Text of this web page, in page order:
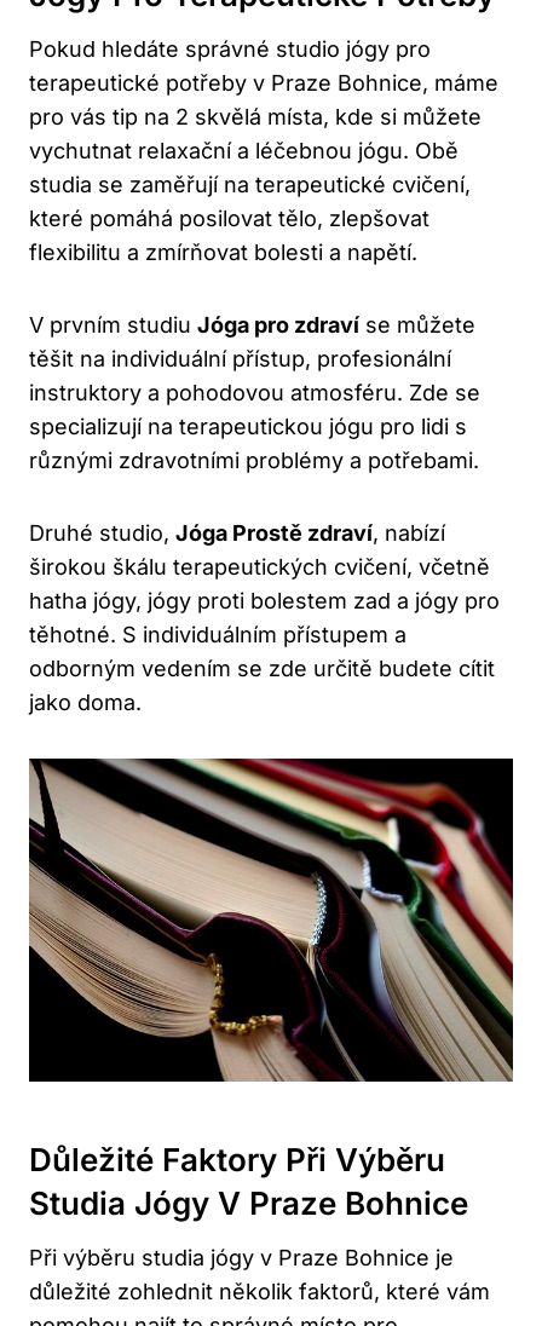
Pokud hledáte správné studio jógy pro
terapeutické potřeby v Praze Bohnice, máme
pro vás tip na 2 skvělá místa, kde si můžete
vychutnat relaxační a léčebnou jógu. Obě
studia se zaměřují na terapeutické cvičení,
které pomáhá posilovat tělo, zlepšovat
flexibilitu a zmírňovat bolesti a napětí.
V prvním studiu Jóga pro zdraví se můžete
těšit na individuální přístup, profesionální
instruktory a pohodovou atmosféru. Zde se
specializují na terapeutickou jógu pro lidi s
různými zdravotními problémy a potřebami.
Druhé studio, Jóga Prostě zdraví, nabízí
širokou škálu terapeutických cvičení, včetně
hatha jógy, jógy proti bolestem zad a jógy pro
těhotné. S individuálním přístupem a
odborným vedením se zde určitě budete cítit
jako doma.
Důležité Faktory Při Výběru
Studia Jógy V Praze Bohnice
Při výběru studia jógy v Praze Bohnice je
důležité zohlednit několik faktorů, které vám